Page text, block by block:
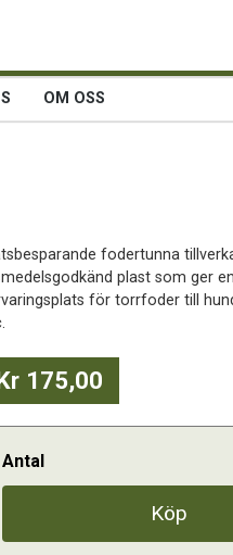
OM OSS
fodertunna
plast som ger
för torrfoder till
175,00
Antal
Köp